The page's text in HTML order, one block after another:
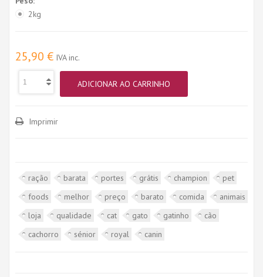
2kg
25,90 € IVA inc.
ADICIONAR AO CARRINHO
Imprimir
ração barata portes grátis champion
pet
foods
melhor preço barato comida
animais
loja
qualidade cat gato gatinho
cão
cachorro
sénior royal canin